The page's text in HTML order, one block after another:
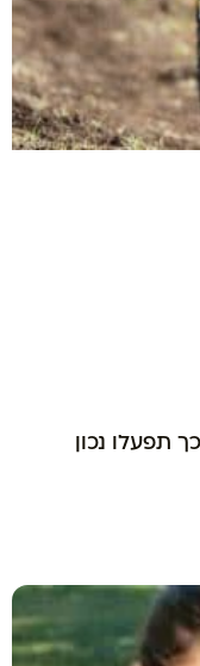
תפעלו נכון